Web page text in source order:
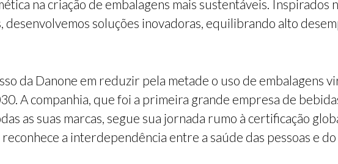
na criação de embalagens mais sustentáveis. Inspirados
desenvolvemos soluções inovadoras, equilibrando alto
da Danone em reduzir pela metade o uso de embalagens
A companhia, que foi a primeira grande empresa de
as suas marcas, segue sua jornada rumo à certificação
a interdependência entre a saúde das pessoas e